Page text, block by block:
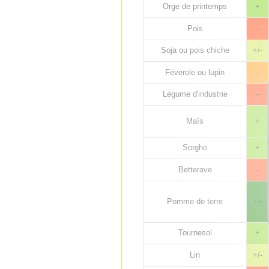
Orge de printemps
+
Pois --
Soja ou pois chiche
+/-
Féverole ou lupin -
Légume d'industrie
--
Maïs +
Sorgho
+
Betterave --
Pomme de terre ++
Tournesol
+
Lin +/-